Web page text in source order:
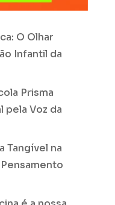
O Olhar
Infantil da
Prisma
pela Voz da
Tangível na